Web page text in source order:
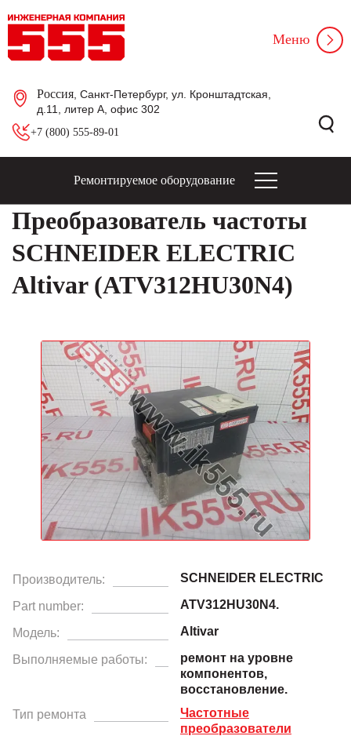
Россия , Санкт-Петербург, ул. Кронштадтская,
д.11, литер А, офис 302
+7 (800) 555-89-01
Меню
Ремонтируемое оборудование
Преобразователь частоты
SCHNEIDER ELECTRIC
Altivar (ATV312HU30N4)
Производитель: SCHNEIDER ELECTRIC
Part number: ATV312HU30N4.
Модель: Altivar
Выполняемые работы:
ремонт на уровне
компонентов,
восстановление.
Тип ремонта
Частотные
преобразователи